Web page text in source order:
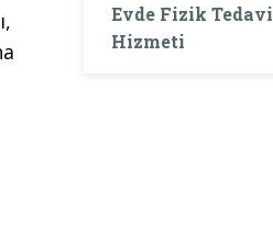
Evde Fizik Tedavi
Hizmeti